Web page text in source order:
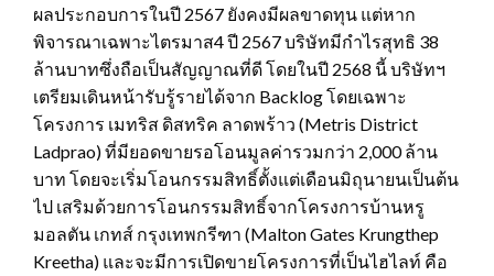
ผลประกอบการในปี 2567 ยังคงมีผลขาดทุน แต่หาก
พิจารณาเฉพาะไตรมาส4 ปี 2567 บริษัทมีกำไรสุทธิ 38
ล้านบาทซึ่งถือเป็นสัญญาณที่ดี โดยในปี 2568 นี้ บริษัทฯ
เตรียมเดินหน้ารับรู้รายได้จาก Backlog โดยเฉพาะ
โครงการ เมทริส ดิสทริค ลาดพร้าว (Metris District
Ladprao) ที่มียอดขายรอโอนมูลค่ารวมกว่า 2,000 ล้าน
บาท โดยจะเริ่มโอนกรรมสิทธิ์ตั้งแต่เดือนมิถุนายนเป็นต้น
ไป เสริมด้วยการโอนกรรมสิทธิ์จากโครงการบ้านหรู
มอลตัน เกทส์ กรุงเทพกรีฑา (Malton Gates Krungthep
Kreetha) และจะมีการเปิดขายโครงการที่เป็นไฮไลท์ คือ